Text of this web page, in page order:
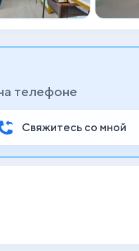
телефоне
Свяжитесь со мной